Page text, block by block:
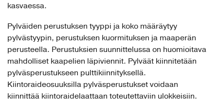
kasvaessa.
Pylväiden perustuksen tyyppi ja koko määräytyy
pylvästyypin, perustuksen kuormituksen ja maaperän
perusteella. Perustuksien suunnittelussa on huomioitava
mahdolliset kaapelien läpiviennit. Pylväät kiinnitetään
pylväsperustukseen pulttikiinnityksellä.
Kiintoraideosuuksilla pylväsperustukset voidaan
kiinnittää kiintoraidelaattaan toteutettaviin ulokkeisiin.